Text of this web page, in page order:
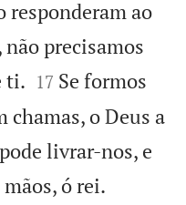
responderam ao
precisamos
ti. 

17 Se formos
o Deus a
livrar-nos, e
ó rei.